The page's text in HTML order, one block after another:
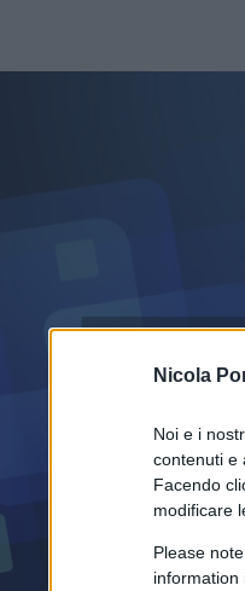
Nicola
Noi e i
contenuti e
Facendo
modificare
Please
information